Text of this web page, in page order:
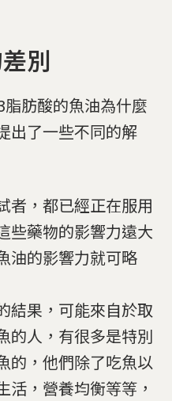
別
肪酸的魚油為什麼
出了一些不同的解
者，都已經正在服用
些藥物的影響力遠大
油的影響力就可略
結果，可能來自於取
的人，有很多是特別
的，他們除了吃魚以
活，營養均衡等等，